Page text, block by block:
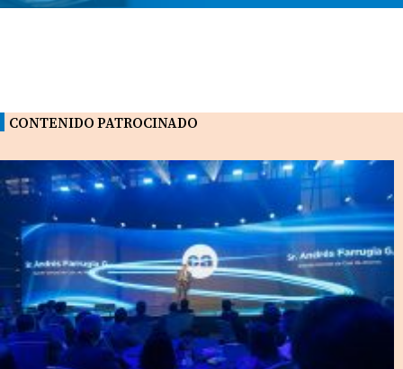
CONTENIDO PATROCINADO